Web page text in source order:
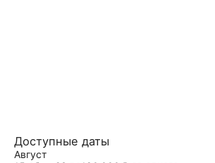
Доступные даты
Август